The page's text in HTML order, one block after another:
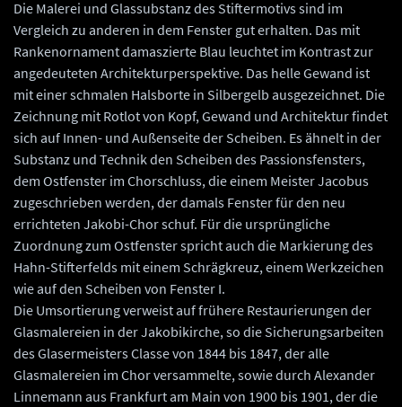
Die Malerei und Glassubstanz des Stiftermotivs sind im
Vergleich zu anderen in dem Fenster gut erhalten. Das mit
Rankenornament damaszierte Blau leuchtet im Kontrast zur
angedeuteten Architekturperspektive. Das helle Gewand ist
mit einer schmalen Halsborte in Silbergelb ausgezeichnet. Die
Zeichnung mit Rotlot von Kopf, Gewand und Architektur findet
sich auf Innen- und Außenseite der Scheiben. Es ähnelt in der
Substanz und Technik den Scheiben des Passionsfensters,
dem Ostfenster im Chorschluss, die einem Meister Jacobus
zugeschrieben werden, der damals Fenster für den neu
errichteten Jakobi-Chor schuf. Für die ursprüngliche
Zuordnung zum Ostfenster spricht auch die Markierung des
Hahn-Stifterfelds mit einem Schrägkreuz, einem Werkzeichen
wie auf den Scheiben von Fenster I.
Die Umsortierung verweist auf frühere Restaurierungen der
Glasmalereien in der Jakobikirche, so die Sicherungsarbeiten
des Glasermeisters Classe von 1844 bis 1847, der alle
Glasmalereien im Chor versammelte, sowie durch Alexander
Linnemann aus Frankfurt am Main von 1900 bis 1901, der die